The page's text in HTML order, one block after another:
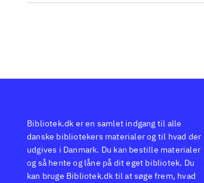
Bibliotek.dk er en samlet indgang til alle
danske bibliotekers materialer og til hvad der
udgives i Danmark. Du kan bestille materialer
og så hente og låne på dit eget bibliotek. Du
kan bruge Bibliotek.dk til at søge frem, hvad